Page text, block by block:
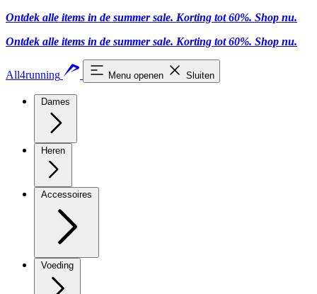
Ontdek alle items in de summer sale. Korting tot 60%. Shop nu.
Ontdek alle items in de summer sale. Korting tot 60%. Shop nu.
All4running Menu openen Sluiten
Dames
Heren
Accessoires
Voeding